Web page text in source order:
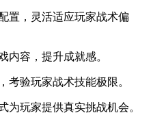
置，灵活适应玩家战术偏
内容，提升成就感。
考验玩家战术技能极限。
为玩家提供真实挑战机会。